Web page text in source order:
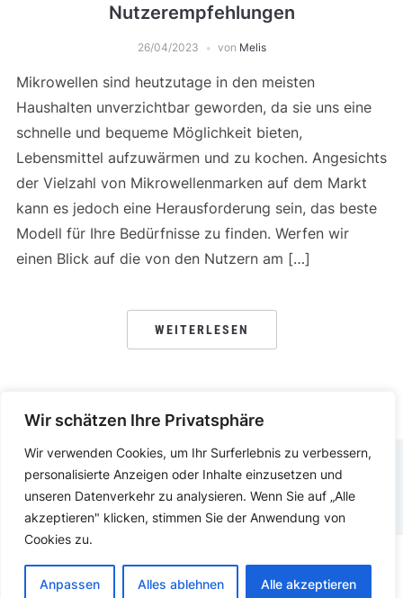
Wir schätzen Ihre Privatsphäre
Wir verwenden Cookies, um Ihr Surferlebnis zu verbessern,
personalisierte Anzeigen oder Inhalte einzusetzen und
unseren Datenverkehr zu analysieren. Wenn Sie auf „Alle
akzeptieren" klicken, stimmen Sie der Anwendung von
Cookies zu.
Anpassen Alles ablehnen Alle akzeptieren
Nutzerempfehlungen
26/04/2023 von Melis
Mikrowellen sind heutzutage in den meisten
Haushalten unverzichtbar geworden, da sie uns eine
schnelle und bequeme Möglichkeit bieten,
Lebensmittel aufzuwärmen und zu kochen. Angesichts
der Vielzahl von Mikrowellenmarken auf dem Markt
kann es jedoch eine Herausforderung sein, das beste
Modell für Ihre Bedürfnisse zu finden. Werfen wir
einen Blick auf die von den Nutzern am […]
WEITERLESEN
IMPRESSUM DATENSCHUTZERKLÄRUNG
COPYRIGHT © 2025.KITCHEN PLANNER
PRÄSENTIERT VON
WORDPRESS.